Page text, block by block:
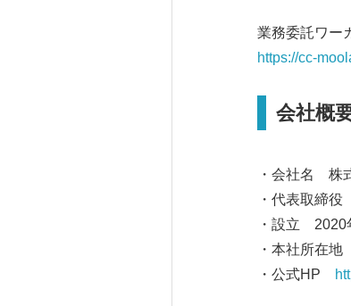
業務委託ワー
https://cc-
会社概
・会社名 株
・代表取締
・設立 2020
・本社所在
・公式HP